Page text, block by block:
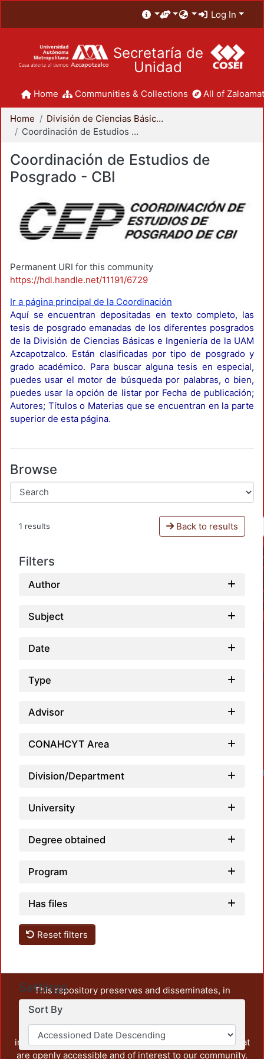
Log In
Secretaría de
Unidad
Home Communities & Collections All of
Home
División de Ciencias Básicas e Ingeniería
Coordinación de Estudios de Posgrado - CBI
Coordinación de Estudios de
Posgrado - CBI
Permanent URI for this community
https://hdl.handle.net/11191/6729
Ir a página principal de la Coordinación
Aquí se encuentran depositadas en texto completo, las
tesis de posgrado emanadas de los diferentes posgrados
de la División de Ciencias Básicas e Ingeniería de la UAM
Azcapotzalco. Están clasificadas por tipo de posgrado y
grado académico. Para buscar alguna tesis en especial,
puedes usar el motor de búsqueda por palabras, o bien,
puedes usar la opción de listar por Fecha de publicación;
Autores; Títulos o Materias que se encuentran en la parte
superior de esta página.
Browse
1 results Back to results
Filters
Author
Subject
Date
Type
Advisor
CONAHCYT Area
Division/Department
University
Degree obtained
Program
Has files
Reset filters
Settings
Sort By
This repository preserves and disseminates, in
unrestricted open access, the teaching and research
output of UAM Azcapotzalco. It also includes some
administrative and graphic documents from the
institution, as well as content from other institutions that
are openly accessible and of interest to our community.